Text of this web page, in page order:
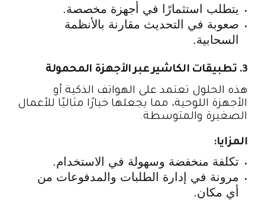
يتطلب استثمارًا في أجهزة مخصصة.
صعوبة في التحديث مقارنة بالأنظمة
السحابية.
3. تطبيقات الكاشير عبر الأجهزة المحمولة
هذه الحلول تعتمد على الهواتف الذكية أو
الأجهزة اللوحية، مما يجعلها خيارًا مثاليًا للأعمال
الصغيرة والمتوسطة.
المزايا:
تكلفة منخفضة وسهولة في الاستخدام.
مرونة في إدارة الطلبات والمدفوعات من
أي مكان.